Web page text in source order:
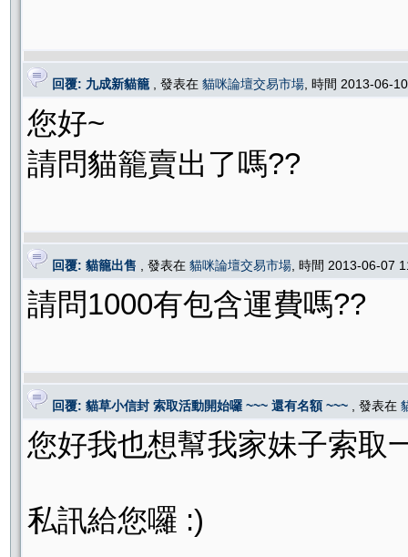
回覆: 九成新貓籠 , 發表在 貓咪論壇交易市場 , 時間 2013-06-
您好~
請問貓籠賣出了嗎??
回覆: 貓籠出售 , 發表在 貓咪論壇交易市場 , 時間 2013-06-07
請問1000有包含運費嗎??
回覆: 貓草小信封 索取活動開始囉 ~~~ 還有名額 ~~~ , 發表在
您好我也想幫我家妹子索取
私訊給您囉 :)